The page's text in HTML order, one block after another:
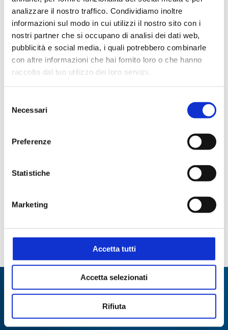
analizzare il nostro traffico. Condividiamo inoltre
informazioni sul modo in cui utilizzi il nostro sito con i
nostri partner che si occupano di analisi dei dati web,
pubblicità e social media, i quali potrebbero combinarle
con altre informazioni che hai fornito loro o che hanno
raccolto dal tuo utilizzo dei loro servizi.
delNecessari
Preferenze
Statistiche
Marketing
Accetta tutti
Accetta selezionati
Rifiuta
Settori
Ambientale Biologico e diagnostico Chimico
Analisi multiparametrica
STEROGLASS
FORNITORE
LLG09851018
Specialisti in:
Abbiamo sviluppato soluzioni, tecnologie e
strumenti per diverse applicazioni.